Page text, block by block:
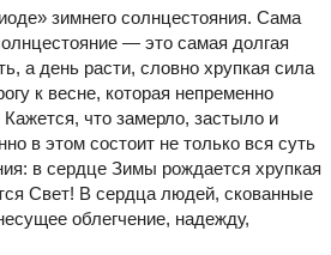
зимнего солнцестояния. Сама
— это самая долгая
а день расти, словно хрупкая сила
к весне, которая непременно
что замерло, застыло и
в этом состоит не только вся суть
в сердце Зимы рождается хрупкая
Свет! В сердца людей, скованные
облегчение, надежду,